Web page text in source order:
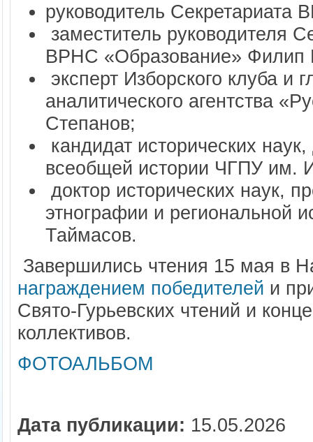
руководитель
заместитель руководителя
ВРНС «Образование»
эксперт Изборского клуба и
аналитического агентства
Степанов;
кандидат исторических
всеобщей истории ЧГПУ им.
доктор исторических наук,
этнографии и региональной
Таймасов.
Завершились чтения 15 мая в
награждением победителей и
Свято-Гурьевских чтений и
коллективов.
ФОТОАЛЬБОМ
Дата публикации: 15.05.2026